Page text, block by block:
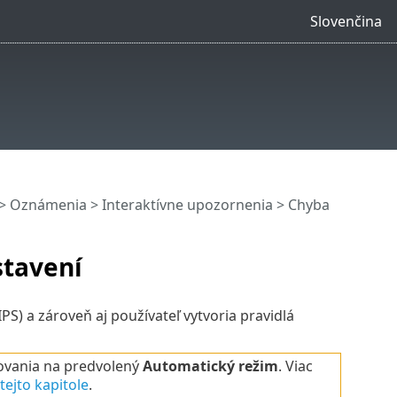
Slovenčina
Oznámenia >Interaktívne upozornenia > Chyba
a zároveň aj používateľ vytvoria pravidlá
na predvolenýAutomatický režim. Viac
tejto kapitole.